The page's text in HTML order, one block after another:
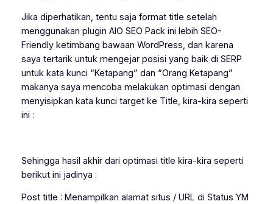
Jika diperhatikan, tentu saja format title setelah
menggunakan plugin AIO SEO Pack ini lebih SEO-
Friendly ketimbang bawaan WordPress, dan karena
saya tertarik untuk mengejar posisi yang baik di SERP
untuk kata kunci “Ketapang” dan “Orang Ketapang”
makanya saya mencoba melakukan optimasi dengan
menyisipkan kata kunci target ke Title, kira-kira seperti
ini :
Sehingga hasil akhir dari optimasi title kira-kira seperti
berikut ini jadinya :
Post title : Menampilkan alamat situs / URL di Status YM